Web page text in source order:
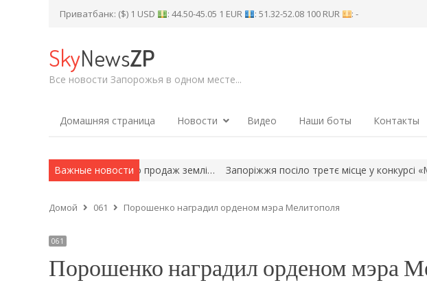
Приватбанк: ($) 1 USD : 44.50-45.05 1 EUR : 51.32-52.08 100 RUR : -
SkyNewsZP
Все новости Запорожья в одном месте...
Домашняя страница Новости Видео Наши боты Контакты
Важные новости
законопроєкт про продаж землі… Запоріжжя посіло третє місце у конкурсі
Домой 061 Порошенко наградил орденом мэра Мелитополя
061
Порошенко наградил орденом мэра